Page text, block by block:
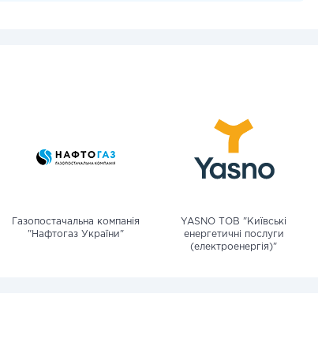
Газопостачальна компанія
"Нафтогаз України"
YASNO ТОВ "Київські
енергетичні послуги
(електроенергія)"